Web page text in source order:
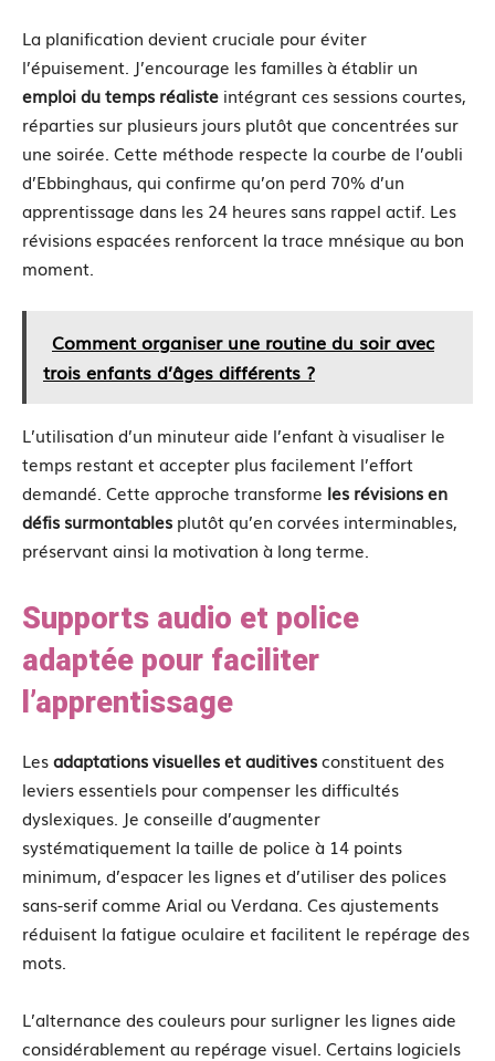
La planification devient cruciale pour éviter
l’épuisement. J’encourage les familles à établir un
emploi du temps réaliste intégrant ces sessions courtes,
réparties sur plusieurs jours plutôt que concentrées sur
une soirée. Cette méthode respecte la courbe de l’oubli
d’Ebbinghaus, qui confirme qu’on perd 70% d’un
apprentissage dans les 24 heures sans rappel actif. Les
révisions espacées renforcent la trace mnésique au bon
moment.
Comment organiser une routine du soir avec
trois enfants d’âges différents ?
L’utilisation d’un minuteur aide l’enfant à visualiser le
temps restant et accepter plus facilement l’effort
demandé. Cette approche transforme les révisions en
défis surmontables plutôt qu’en corvées interminables,
préservant ainsi la motivation à long terme.
Supports audio et police
adaptée pour faciliter
l’apprentissage
Lesadaptations visuelles et auditivesconstituent des
leviers essentiels pour compenser les difficultés
dyslexiques. Je conseille d’augmenter
systématiquement la taille de police à 14 points
minimum, d’espacer les lignes et d’utiliser des polices
sans-serif comme Arial ou Verdana. Ces ajustements
réduisent la fatigue oculaire et facilitent le repérage des
mots.
L’alternance des couleurs pour surligner les lignes aide
considérablement au repérage visuel. Certains logiciels